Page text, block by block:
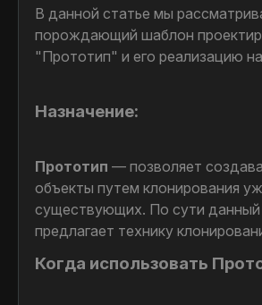
В данной статье мы
порождающий шаблон
"Прототип" и его реализацию
Назначение:
Прототип —​ позволяет
объекты путем клонирования
существующих. По сути данный
предлагает технику
Когда использовать